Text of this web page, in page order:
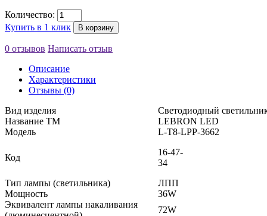
Количество:
Купить в 1 клик
В корзину
0 отзывов Написать отзыв
Описание
Характеристики
Отзывы (0)
Вид изделия
Светодиодный
Название ТМ
LEBRON LED
Модель
L-T8-LPР-3662
Код
16-47-
34
Тип лампы (светильника)
ЛПП
Мощность
36W
Эквивалент лампы накаливания
72W